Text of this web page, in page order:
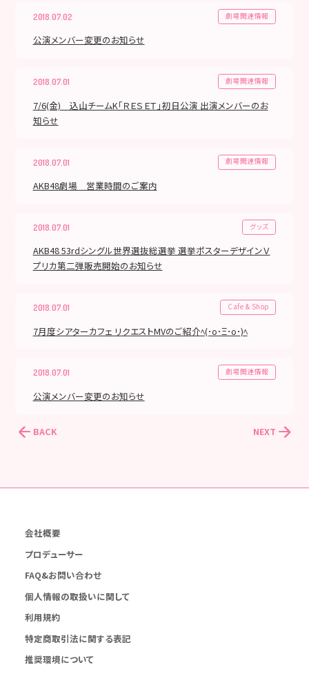
2018.07.02 劇場関連情報
公演メンバー変更のお知らせ
2018.07.01 劇場関連情報
7/6(金) 込山チームK「ＲＥＳＥＴ」初日公演 出演メンバーのお
知らせ
2018.07.01 劇場関連情報
AKB48劇場 営業時間のご案内
2018.07.01 グッズ
AKB48 53rdシングル世界選抜総選挙 選挙ポスターデザインＶ
プリカ第二弾販売開始のお知らせ
2018.07.01 Cafe & Shop
7月度シアターカフェ リクエストMVのご紹介ﾍ(･o･Ξ･o･)ﾍ
2018.07.01 劇場関連情報
公演メンバー変更のお知らせ
BACK NEXT
会社概要
プロデューサー
FAQ&お問い合わせ
個人情報の取扱いに関して
利用規約
特定商取引法に関する表記
推奨環境について